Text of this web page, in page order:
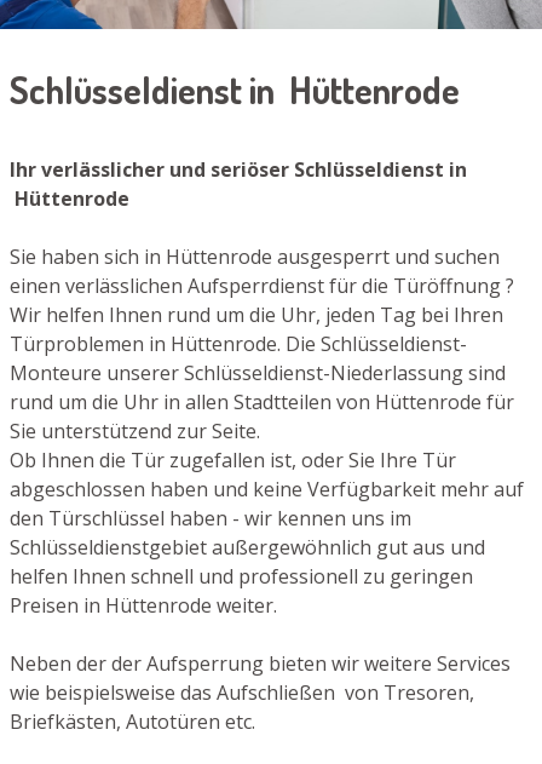
Schlüsseldienst in Hüttenrode
Ihr verlässlicher und seriöser Schlüsseldienst in
Hüttenrode
Sie haben sich in Hüttenrode ausgesperrt und suchen
einen verlässlichen Aufsperrdienst für die Türöffnung ?
Wir helfen Ihnen rund um die Uhr, jeden Tag bei Ihren
Türproblemen in Hüttenrode. Die Schlüsseldienst-
Monteure unserer Schlüsseldienst-Niederlassung sind
rund um die Uhr in allen Stadtteilen von Hüttenrode für
Sie unterstützend zur Seite.
Ob Ihnen die Tür zugefallen ist, oder Sie Ihre Tür
abgeschlossen haben und keine Verfügbarkeit mehr auf
den Türschlüssel haben - wir kennen uns im
Schlüsseldienstgebiet außergewöhnlich gut aus und
helfen Ihnen schnell und professionell zu geringen
Preisen in Hüttenrode weiter.
Neben der der Aufsperrung bieten wir weitere Services
wie beispielsweise das Aufschließen von Tresoren,
Briefkästen, Autotüren etc.